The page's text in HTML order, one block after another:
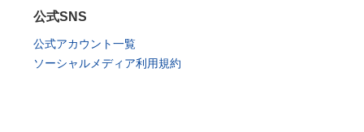
公式SNS
公式アカウント一覧
ソーシャルメディア利用規約